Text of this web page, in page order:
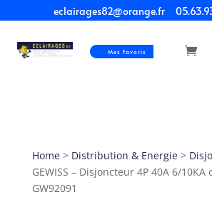
eclairages82@orange.fr
Mes Favoris
Home> Distribution & Energie>
GEWISS – Disjoncteur 4P 40A 6/10KA
GW92091